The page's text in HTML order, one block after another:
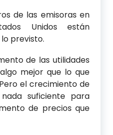
de las emisoras en
Unidos están
previsto.
de las utilidades
mejor que lo que
el crecimiento de
suficiente para
de precios que